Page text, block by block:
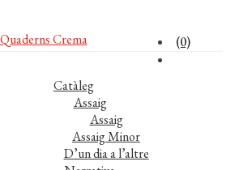
(0)
Catàleg
Assaig
Assaig
Assaig Minor
D’un dia a l’altre